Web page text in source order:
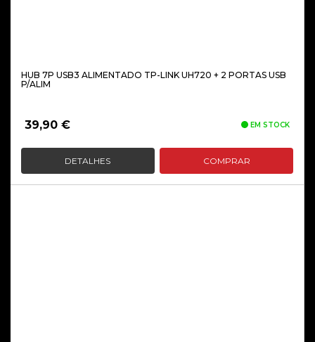
HUB 7P USB3 ALIMENTADO TP-LINK UH720 + 2 PORTAS USB
P/ALIM
39,90 € EM STOCK
DETALHES COMPRAR